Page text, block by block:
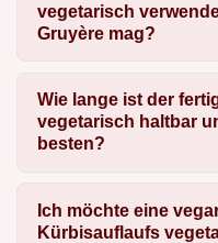
vegetarisch
Gruyère mag?
Wie lange ist der
vegetarisch haltbar
besten?
Ich möchte eine
Kürbisauflaufs